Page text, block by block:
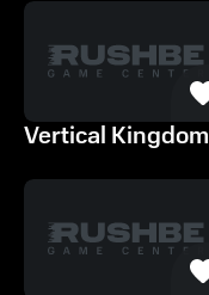
Vertical Kingdom